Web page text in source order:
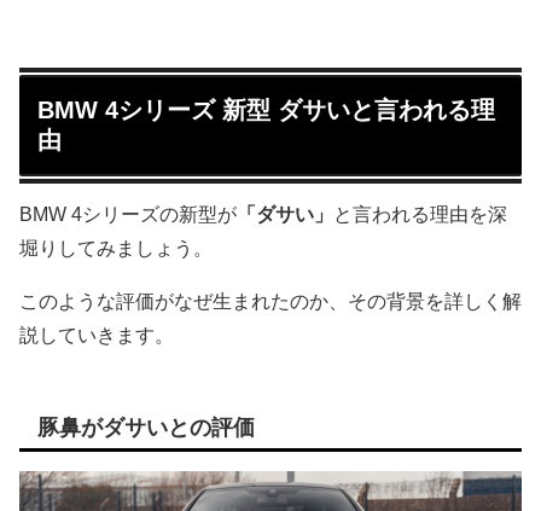
BMW 4シリーズ 新型 ダサいと言われる理
由
BMW 4シリーズの新型が 「ダサい」
と言われる理由を深
堀りしてみましょう。
このような評価がなぜ生まれたのか、その背景を詳しく解
説していきます。
豚鼻がダサいとの評価